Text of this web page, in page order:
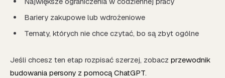
Bariery zakupowe lub wdrożeniowe
Tematy, których nie chce czytać, bo są zbyt ogólne
Jeśli chcesz ten etap rozpisać szerzej, zobacz przewodnik
budowania persony z pomocą ChatGPT.